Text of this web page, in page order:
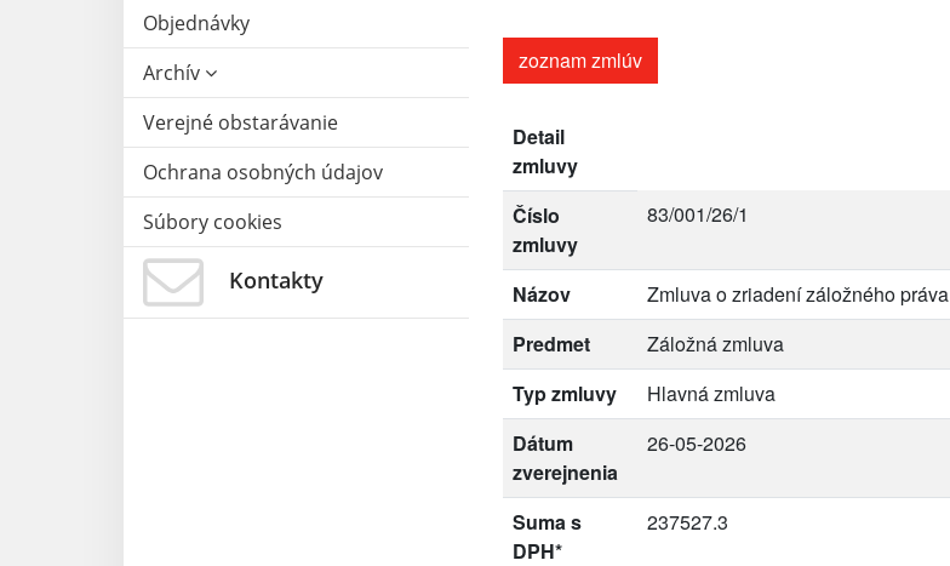
Objednávky
Archív
Verejné obstarávanie
Ochrana osobných údajov
Súbory cookies
Kontakty
zoznam zmlúv
Detail
zmluvy
Číslo
zmluvy
83/001/26/1
Názov
Zmluva o zriadení záložného práva
Predmet
Záložná zmluva
Typ zmluvy
Hlavná zmluva
Dátum
zverejnenia
26-05-2026
Suma s
DPH*
237527.3